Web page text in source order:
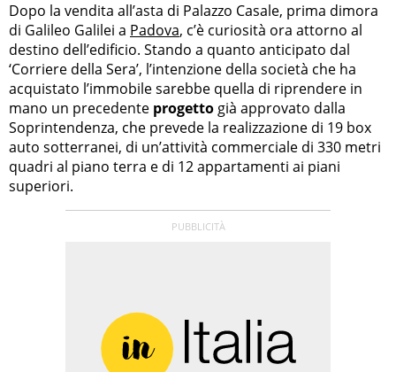
Dopo la vendita all’asta di Palazzo Casale, prima dimora
di Galileo Galilei a Padova, c’è curiosità ora attorno al
destino dell’edificio. Stando a quanto anticipato dal
‘Corriere della Sera’, l’intenzione della società che ha
acquistato l’immobile sarebbe quella di riprendere in
mano un precedente progetto già approvato dalla
Soprintendenza, che prevede la realizzazione di 19 box
auto sotterranei, di un’attività commerciale di 330 metri
quadri al piano terra e di 12 appartamenti ai piani
superiori.